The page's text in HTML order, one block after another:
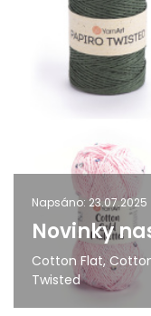
Napsáno: 23.07.2025
Novinky
Cotton Flat,
Twisted